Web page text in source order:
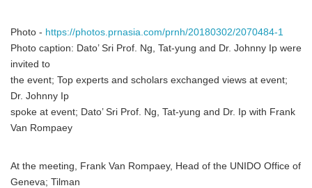
Photo - https://photos.prnasia.com/prnh/20180302/2070484-1
Photo caption: Dato’ Sri Prof. Ng, Tat-yung and Dr. Johnny Ip were
invited to
the event; Top experts and scholars exchanged views at event;
Dr. Johnny Ip
spoke at event; Dato’ Sri Prof. Ng, Tat-yung and Dr. Ip with Frank
Van Rompaey
At the meeting, Frank Van Rompaey, Head of the UNIDO Office of
Geneva; Tilman